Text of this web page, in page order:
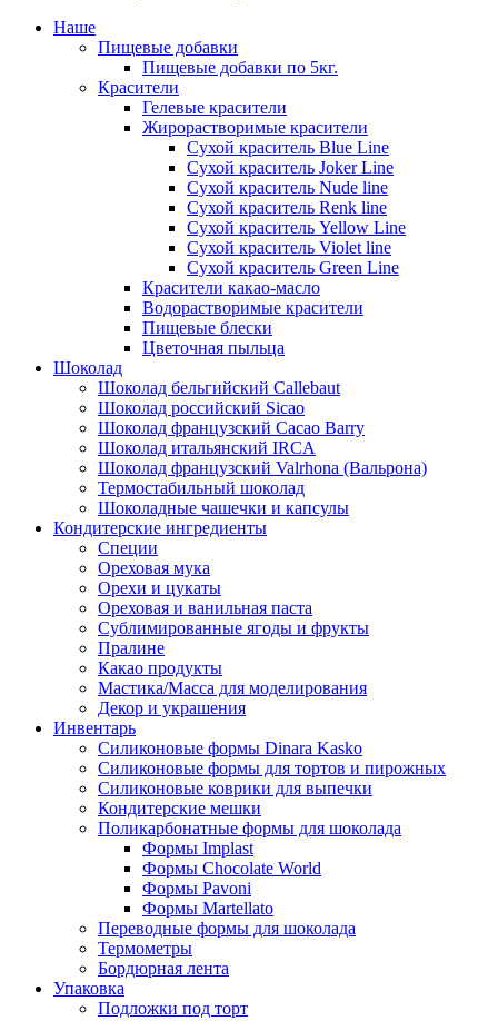
Наше
Пищевые добавки
Пищевые добавки по 5кг.
Красители
Гелевые красители
Жирорастворимые красители
Сухой краситель Blue Line
Сухой краситель Joker Line
Сухой краситель Nude line
Сухой краситель Renk line
Сухой краситель Yellow Line
Сухой краситель Violet line
Сухой краситель Green Line
Красители какао-масло
Водорастворимые красители
Пищевые блески
Цветочная пыльца
Шоколад
Шоколад бельгийский Callebaut
Шоколад российский Sicao
Шоколад французский Cacao Barry
Шоколад итальянский IRCA
Шоколад французский Valrhona (Вальрона)
Термостабильный шоколад
Шоколадные чашечки и капсулы
Кондитерские ингредиенты
Специи
Ореховая мука
Орехи и цукаты
Ореховая и ванильная паста
Сублимированные ягоды и фрукты
Пралине
Какао продукты
Мастика/Масса для моделирования
Декор и украшения
Инвентарь
Силиконовые формы Dinara Kasko
Силиконовые формы для тортов и пирожных
Силиконовые коврики для выпечки
Кондитерские мешки
Поликарбонатные формы для шоколада
Формы Implast
Формы Chocolate World
Формы Pavoni
Формы Martellato
Переводные формы для шоколада
Термометры
Бордюрная лента
Упаковка
Подложки под торт